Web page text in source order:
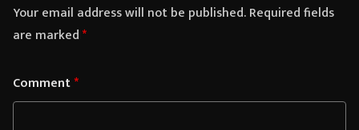
Your email address will not be published.Required fields
are marked*
Comment*